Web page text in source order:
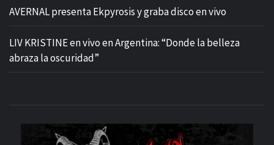
AVERNAL presenta Ekpyrosis y graba disco en vivo
LIV KRISTINE en vivo en Argentina: “Donde la belleza
abraza la oscuridad”